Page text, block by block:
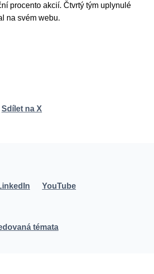
procento akcií. Čtvrtý tým uplynulé
na svém webu.
Sdílet na X
YouTube
témata